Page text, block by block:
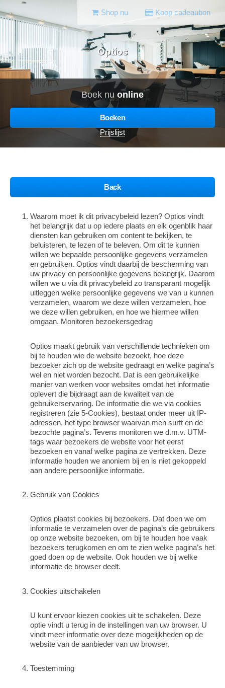
Shop nu Koop cadeaubon
Optios
Boek nu online
Boeken
Prijslijst
Back
Waarom moet ik dit privacybeleid lezen? Optios vindt
het belangrijk dat u op iedere plaats en elk ogenblik haar
diensten kan gebruiken om content te bekijken, te
beluisteren, te lezen of te beleven. Om dit te kunnen
willen we bepaalde persoonlijke gegevens verzamelen
en gebruiken. Optios vindt daarbij de bescherming van
uw privacy en persoonlijke gegevens belangrijk. Daarom
willen we u via dit privacybeleid zo transparant mogelijk
uitleggen welke persoonlijke gegevens we van u kunnen
verzamelen, waarom we deze willen verzamelen, hoe
we deze willen gebruiken, en hoe we hiermee willen
omgaan. Monitoren bezoekersgedrag
Optios maakt gebruik van verschillende technieken om
bij te houden wie de website bezoekt, hoe deze
bezoeker zich op de website gedraagt en welke pagina’s
wel en niet worden bezocht. Dat is een gebruikelijke
manier van werken voor websites omdat het informatie
oplevert die bijdraagt aan de kwaliteit van de
gebruikerservaring. De informatie die we via cookies
registreren (zie 5-Cookies), bestaat onder meer uit IP-
adressen, het type browser waarvan men surft en de
bezochte pagina’s. Tevens monitoren we d.m.v. UTM-
tags waar bezoekers de website voor het eerst
bezoeken en vanaf welke pagina ze vertrekken. Deze
informatie houden we anoniem bij en is niet gekoppeld
aan andere persoonlijke informatie.
Gebruik van Cookies
Optios plaatst cookies bij bezoekers. Dat doen we om
informatie te verzamelen over de pagina’s die gebruikers
op onze website bezoeken, om bij te houden hoe vaak
bezoekers terugkomen en om te zien welke pagina’s het
goed doen op de website. Ook houden we bij welke
informatie de browser deelt.
Cookies uitschakelen
U kunt ervoor kiezen cookies uit te schakelen. Deze
optie vindt u terug in de instellingen van uw browser. U
vindt meer informatie over deze mogelijkheden op de
website van de aanbieder van uw browser.
Toestemming